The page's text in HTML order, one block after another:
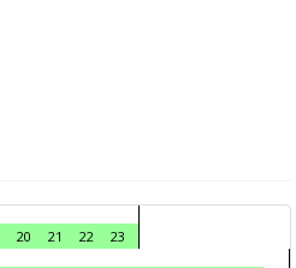
20 21 22
23